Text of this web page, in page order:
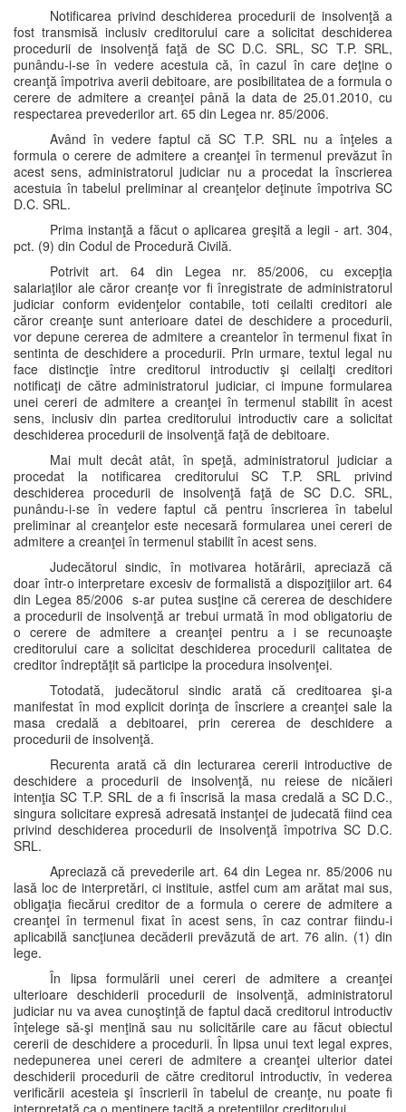
Notificarea privind deschiderea procedurii de insolvenţă a
fost transmisă inclusiv creditorului care a solicitat deschiderea
procedurii de insolvenţă faţă de SC D.C. SRL, SC T.P. SRL,
punându-i-se în vedere acestuia că, în cazul în care deţine o
creanţă împotriva averii debitoare, are posibilitatea de a formula o
cerere de admitere a creanţei până la data de 25.01.2010, cu
respectarea prevederilor art. 65 din Legea nr. 85/2006.
Având în vedere faptul că SC T.P. SRL nu a înţeles a
formula o cerere de admitere a creanţei în termenul prevăzut în
acest sens, administratorul judiciar nu a procedat la înscrierea
acestuia în tabelul preliminar al creanţelor deţinute împotriva SC
D.C. SRL.
Prima instanţă a făcut o aplicarea greşită a legii - art. 304,
pct. (9) din Codul de Procedură Civilă.
Potrivit art. 64 din Legea nr. 85/2006, cu excepţia
salariaţilor ale căror creanţe vor fi înregistrate de administratorul
judiciar conform evidenţelor contabile, toti ceilalti creditori ale
căror creanţe sunt anterioare datei de deschidere a procedurii,
vor depune cererea de admitere a creantelor în termenul fixat în
sentinta de deschidere a procedurii. Prin urmare, textul legal nu
face distincţie între creditorul introductiv şi ceilalţi creditori
notificaţi de către administratorul judiciar, ci impune formularea
unei cereri de admitere a creanţei în termenul stabilit în acest
sens, inclusiv din partea creditorului introductiv care a solicitat
deschiderea procedurii de insolvenţă faţă de debitoare.
Mai mult decât atât, în speţă, administratorul judiciar a
procedat la notificarea creditorului SC T.P. SRL privind
deschiderea procedurii de insolvenţă faţă de SC D.C. SRL,
punându-i-se în vedere faptul că pentru înscrierea în tabelul
preliminar al creanţelor este necesară formularea unei cereri de
admitere a creanţei în termenul stabilit în acest sens.
Judecătorul sindic, în motivarea hotărârii, apreciază că
doar într-o interpretare excesiv de formalistă a dispoziţiilor art. 64
din Legea 85/2006 s-ar putea susţine că cererea de deschidere
a procedurii de insolvenţă ar trebui urmată în mod obligatoriu de
o cerere de admitere a creanţei pentru a i se recunoaşte
creditorului care a solicitat deschiderea procedurii calitatea de
creditor îndreptăţit să participe la procedura insolvenţei.
Totodată, judecătorul sindic arată că creditoarea şi-a
manifestat în mod explicit dorinţa de înscriere a creanţei sale la
masa credală a debitoarei, prin cererea de deschidere a
procedurii de insolvenţă.
Recurenta arată că din lecturarea cererii introductive de
deschidere a procedurii de insolvenţă, nu reiese de nicăieri
intenţia SC T.P. SRL de a fi înscrisă la masa credală a SC D.C.,
singura solicitare expresă adresată instanţei de judecată fiind cea
privind deschiderea procedurii de insolvenţă împotriva SC D.C.
SRL.
Apreciază că prevederile art. 64 din Legea nr. 85/2006 nu
lasă loc de interpretări, ci instituie, astfel cum am arătat mai sus,
obligaţia fiecărui creditor de a formula o cerere de admitere a
creanţei în termenul fixat în acest sens, în caz contrar fiindu-i
aplicabilă sancţiunea decăderii prevăzută de art. 76 alin. (1) din
lege.
În lipsa formulării unei cereri de admitere a creanţei
ulterioare deschiderii procedurii de insolvenţă, administratorul
judiciar nu va avea cunoştinţă de faptul dacă creditorul introductiv
înţelege să-şi menţină sau nu solicitările care au făcut obiectul
cererii de deschidere a procedurii. În lipsa unui text legal expres,
nedepunerea unei cereri de admitere a creanţei ulterior datei
deschiderii procedurii de către creditorul introductiv, în vederea
verificării acesteia şi înscrierii în tabelul de creanţe, nu poate fi
interpretată ca o menţinere tacită a pretenţiilor creditorului.